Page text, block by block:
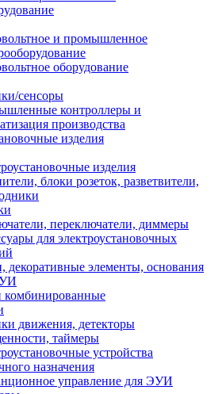
и промышленное
оборудование
сенсоры
контроллеры и
производства
изделия
изделия
блоки розеток, разветвители,
переключатели, диммеры
для электроустановочных
декоративные элементы, основания
комбинированные
движения, детекторы
таймеры
устройства
назначения
управление для ЭУИ